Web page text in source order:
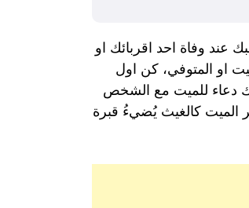
وفاة احد اقربائك او
او المتوفي، كن اول
دعاء للميت مع الشخص
الميت كالغيث يُضيءُ قبرة